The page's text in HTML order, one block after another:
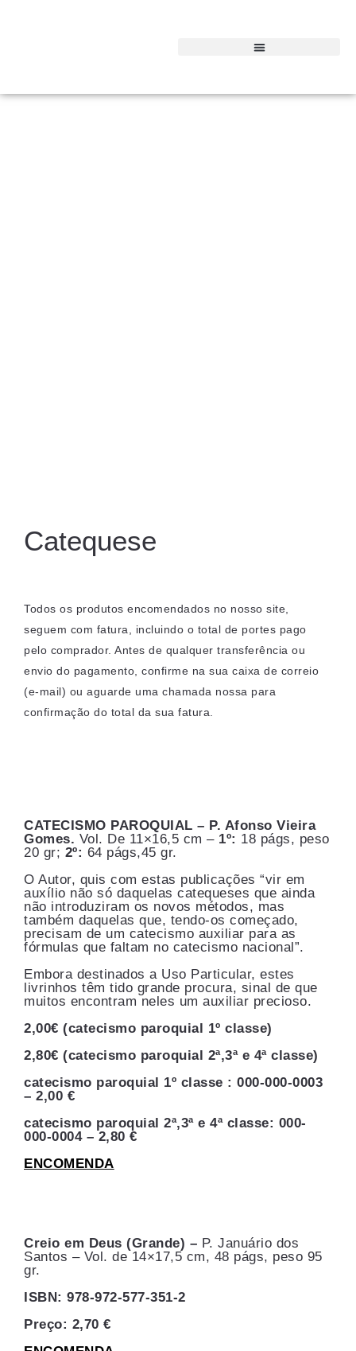
Catequese
Todos os produtos encomendados no nosso site,
seguem com fatura, incluindo o total de portes pago
pelo comprador. Antes de qualquer transferência ou
envio do pagamento, confirme na sua caixa de correio
(e-mail) ou aguarde uma chamada nossa para
confirmação do total da sua fatura.
CATECISMO PAROQUIAL – P. Afonso Vieira
Gomes. Vol. De 11×16,5 cm – 1º: 18 págs, peso
20 gr; 2º: 64 págs,45 gr.
O Autor, quis com estas publicações “vir em
auxílio não só daquelas catequeses que ainda
não introduziram os novos métodos, mas
também daquelas que, tendo-os começado,
precisam de um catecismo auxiliar para as
fórmulas que faltam no catecismo nacional”.
Embora destinados a Uso Particular, estes
livrinhos têm tido grande procura, sinal de que
muitos encontram neles um auxiliar precioso.
2,00€ (catecismo paroquial 1º classe)
2,80€ (catecismo paroquial 2ª,3ª e 4ª classe)
catecismo paroquial 1º classe : 000-000-0003
– 2,00 €
catecismo paroquial 2ª,3ª e 4ª classe: 000-
000-0004 – 2,80 €
ENCOMENDA
Creio em Deus (Grande) – P. Januário dos
Santos – Vol. de 14×17,5 cm, 48 págs, peso 95
gr.
ISBN: 978-972-577-351-2
Preço: 2,70 €